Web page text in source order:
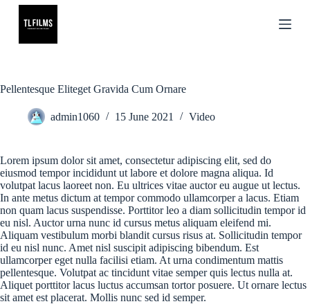
c
t
Pellentesque Eliteget Gravida Cum Ornare
admin1060 15 June 2021 Video
Lorem ipsum dolor sit amet, consectetur adipiscing elit, sed do
eiusmod tempor incididunt ut labore et dolore magna aliqua. Id
volutpat lacus laoreet non. Eu ultrices vitae auctor eu augue ut lectus.
In ante metus dictum at tempor commodo ullamcorper a lacus. Etiam
non quam lacus suspendisse. Porttitor leo a diam sollicitudin tempor id
eu nisl. Auctor urna nunc id cursus metus aliquam eleifend mi.
Aliquam vestibulum morbi blandit cursus risus at. Sollicitudin tempor
id eu nisl nunc. Amet nisl suscipit adipiscing bibendum. Est
ullamcorper eget nulla facilisi etiam. At urna condimentum mattis
pellentesque. Volutpat ac tincidunt vitae semper quis lectus nulla at.
Aliquet porttitor lacus luctus accumsan tortor posuere. Ut ornare lectus
sit amet est placerat. Mollis nunc sed id semper.